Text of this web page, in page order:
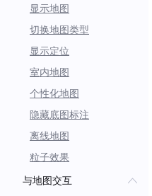
显示地图
切换地图类型
显示定位
室内地图
个性化地图
隐藏底图标注
离线地图
粒子效果
与地图交互